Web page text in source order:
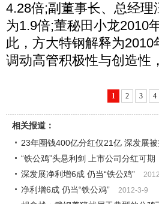
4.28倍;副董事长、总经
为1.9倍;董秘田小龙2010
此，方大特钢解释为
调动高管积极性与创造性
1 2 3 4
相关报道：
23年圈钱400亿分红仅21亿 深发展被
“铁公鸡”头悬利剑 上市公司分红可期
深发展净利增6成 仍当“铁公鸡”
净利增6成 仍当“铁公鸡” 2012-3-9